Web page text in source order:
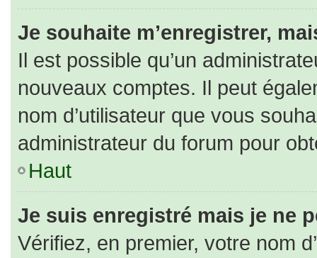
Je souhaite m’enregistrer,
Il est possible qu’un
nouveaux comptes. Il peut
nom d’utilisateur que vous
administrateur du forum pour
Haut
Je suis enregistré mais je ne
Vérifiez, en premier, votre nom